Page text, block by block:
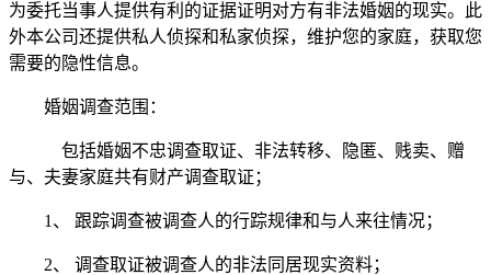
为委托当事人提供有利的证据证明对方有非法婚姻的现实。此
外本公司还提供私人侦探和私家侦探，维护您的家庭，获取您
需要的隐性信息。
婚姻调查范围：
包括婚姻不忠调查取证、非法转移、隐匿、贱卖、赠
与、夫妻家庭共有财产调查取证；
1、 跟踪调查被调查人的行踪规律和与人来往情况；
2、 调查取证被调查人的非法同居现实资料；